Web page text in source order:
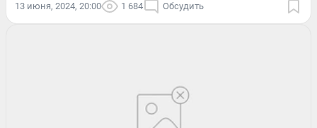
13 июня, 2024, 20:00 1 684 Обсудить